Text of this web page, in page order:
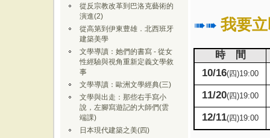
從反宗教改革到巴洛克藝術的
演進(2)
從高第到伊東豊雄．北西班牙
建築美學
文學導讀：她們的書寫 - 從女
性經驗與視角重新定義文學敘
事
文學導讀：歐洲文學經典(三)
文學與出走：那些右手寫小
說，左腳寫遊記的大師們(雲
端課)
日本現代建築之美(四)
➠➠ 我要
時 間
10/16(四)19:00
11/20(四)19:00
12/11(四)19:00